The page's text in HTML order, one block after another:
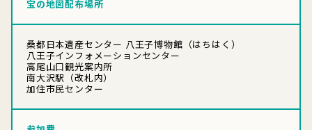
宝の地図配布場所
桑都日本遺産センター 八王子博物館（はちはく）
八王子インフォメーションセンター
高尾山口観光案内所
南大沢駅（改札内）
加住市民センター